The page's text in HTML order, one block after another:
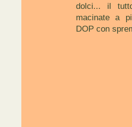
dolci... il
macinate a
DOP con